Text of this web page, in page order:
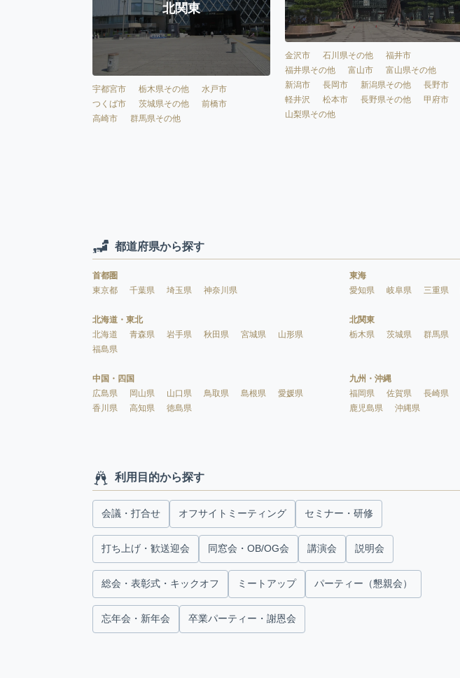
北関東
宇都宮市 栃木県その他
水戸市
つくば市
茨城県その他
前橋市
高崎市
群馬県その他
金沢市 石川県その他
福井市
福井県その他
富山市
富山県その他
新潟市
長岡市 新潟県その他
長野市
軽井沢
松本市 長野県その他
甲府市
山梨県その他
都道府県から探す
首都圏
東京都
千葉県 埼玉県 神奈川県
東海
愛知県
岐阜県 三重県
北海道・東北
北海道
青森県 岩手県 秋田県 宮城県
山形県
福島県
北関東
栃木県
茨城県 群馬県
中国・四国
広島県
岡山県 山口県 鳥取県 島根県
愛媛県
香川県
高知県 徳島県
九州・沖縄
福岡県
佐賀県 長崎県
鹿児島県
沖縄県
利用目的から探す
会議・打合せ オフサイトミーティング セミナー・研修
打ち上げ・歓送迎会 同窓会・OB/OG会 講演会 説明会
総会・表彰式・キックオフ ミートアップ パーティー（懇親会）
忘年会・新年会 卒業パーティー・謝恩会